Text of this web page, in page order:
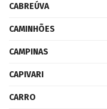
CABREÚVA
CAMINHÕES
CAMPINAS
CAPIVARI
CARRO